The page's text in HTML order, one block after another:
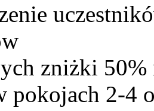
zniżki 50%
pokojach 2-4